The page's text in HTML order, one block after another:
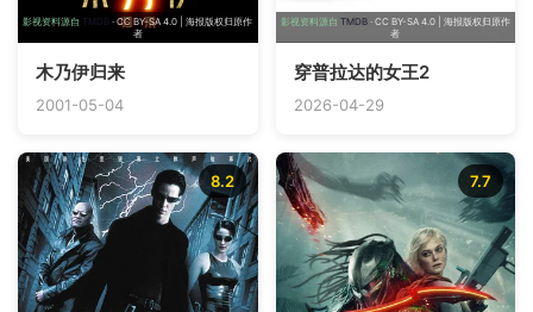
影视资料源自 TMDB · CC BY-SA 4.0 | 海报版权归原作
者
木乃伊归来
2001-05-04
影视资料源自 TMDB· CC BY-SA 4.0 | 海报版权归原作
者
穿普拉达的女王2
2026-04-29
8.2 7.7